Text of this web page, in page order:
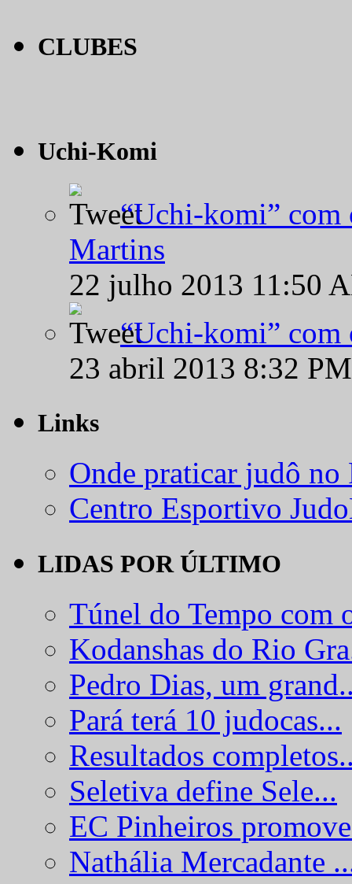
CLUBES
Uchi-Komi
“Uchi-komi” com
Martins
22 julho 2013 11:50
“Uchi-komi” com
23 abril 2013 8:32
Links
Onde praticar judô
Centro Esportivo
LIDAS POR ÚLTIMO
Túnel do Tempo com
Kodanshas do Rio
Pedro Dias, um
Pará terá 10 judocas...
Resultados
Seletiva define Sele...
EC Pinheiros
Nathália Mercadante